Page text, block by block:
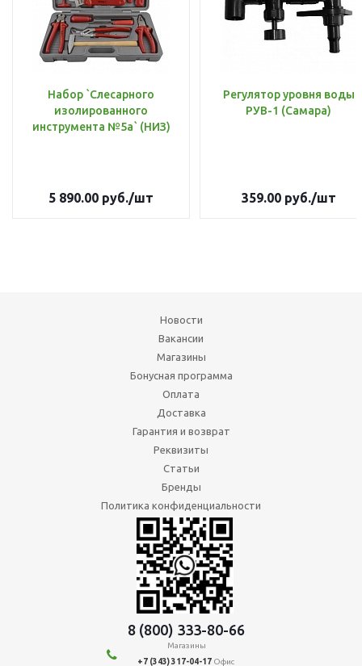
Набор `Слесарного
изолированного
инструмента №5а` (НИЗ)
5 890.00 руб./шт
Регулятор уровня воды
РУВ-1 (Самара)
359.00руб./шт
Новости
Вакансии
Магазины
Бонусная программа
Оплата
Доставка
Гарантия и возврат
Реквизиты
Статьи
Бренды
Политика конфиденциальности
8 (800) 333-80-66
Магазины
+7 (343) 317-04-17 Офис